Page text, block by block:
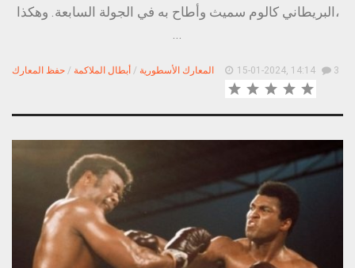
البريطاني كالوم سميث وأطاح به في الجولة السابعة. وهكذا،
المعارك الأسطورية / أبطال الملاكمة / حفظ المعارك 15-01-2024, 14:14 3